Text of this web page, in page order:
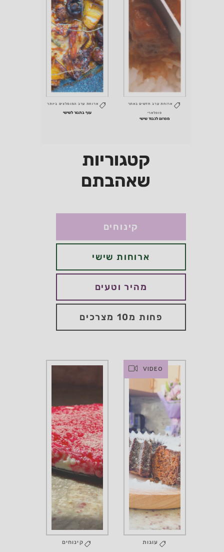
ארוחת ערב חדשים באתר
פופלארי
מפרום לכבוד שישי
ארוחת ערב המומלצים ביותר
עוף בתנור לשישי
קטגוריות
שאהבתם
קינוחים
ארוחות שישי
מהיר וטעים
פחות מ10 מצרכים
VIDEO
עוגות קינוחים